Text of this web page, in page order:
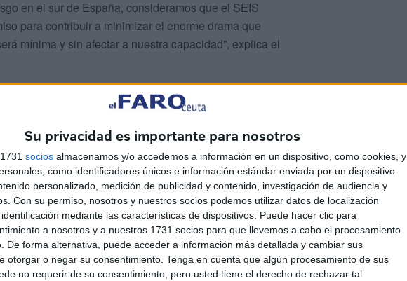
Su privacidad es importante para nosotros
socios almacenamos y/o accedemos a información en un dispositivo, como cookies, y
como identificadores únicos e información estándar enviada por un dispositivo
personalizado, medición de publicidad y contenido, investigación de audiencia y
Con su permiso, nosotros y nuestros socios podemos utilizar datos de localización
mediante las características de dispositivos. Puede hacer clic para
a nosotros y a nuestros 1731 socios para que llevemos a cabo el procesamiento
De forma alternativa, puede acceder a información más detallada y cambiar sus
otorgar o negar su consentimiento. Tenga en cuenta que algún procesamiento de sus
no requerir de su consentimiento, pero usted tiene el derecho de rechazar tal
en el sur de España, consideramos que el SEIS
para contribuir a minimizar el enorme drama que
mínima y sin afectar a nuestra capacidad”, explica el
al margen mientras otras comunidades ya han
ha sido y será siempre solidaria en los momentos
de élite, preparado y dispuesto a ayudar a los miles
arrasa su entorno natural, sus hogares y parte de su